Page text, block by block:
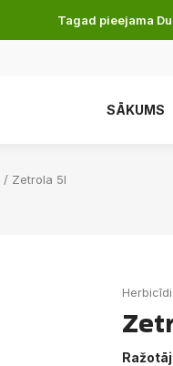
Tagad pieejama
SĀKUMS
/ Zetrola 5l
Herbicīdi